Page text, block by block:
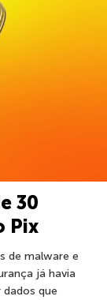
30
Pix
de malware e
já havia
que